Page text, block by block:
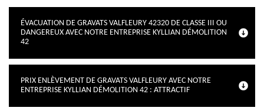
ÉVACUATION DE GRAVATS VALFLEURY 42320 DE CLASSE III OU
DANGEREUX AVEC NOTRE ENTREPRISE KYLLIAN DÉMOLITION
42
PRIX ENLÈVEMENT DE GRAVATS VALFLEURY AVEC NOTRE
ENTREPRISE KYLLIAN DÉMOLITION 42 : ATTRACTIF